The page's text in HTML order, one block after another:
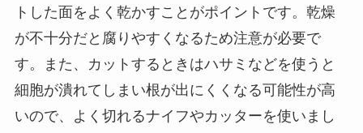
トした面をよく乾かすことがポイント です。乾燥
が不十分だと腐りやすくなるため注意が必要で
す。また、カットするときはハサミなどを使うと
細胞が潰れてしまい根が出にくくなる可能性が高
いので、よく切れるナイフやカッターを使いまし